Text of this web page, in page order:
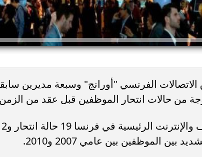
الفرنسي "أورانج" وسبعة مديرين
من حالات انتحار الموظفين قبل عقد من
بين الموظفين بين عامي 2007 و2010.